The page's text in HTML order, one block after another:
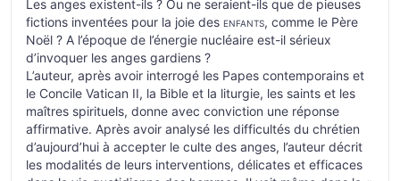
Les anges existent-ils ? Ou ne seraient-ils que de pieuses
fictions inventées pour la joie des enfants, comme le Père
Noël ? A l’époque de l’énergie nucléaire est-il sérieux
d’invoquer les anges gardiens ?
L’auteur, après avoir interrogé les Papes contemporains et
le Concile Vatican II, la Bible et la liturgie, les saints et les
maîtres spirituels, donne avec conviction une réponse
affirmative. Après avoir analysé les difficultés du chrétien
d’aujourd’hui à accepter le culte des anges, l’auteur décrit
les modalités de leurs interventions, délicates et efficaces